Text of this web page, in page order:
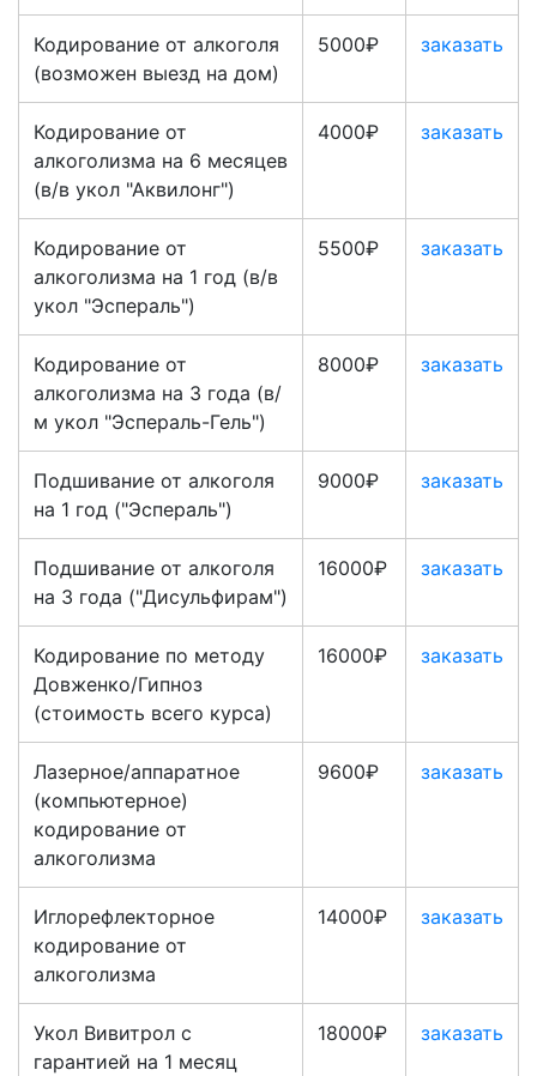
Кодирование от алкоголя
(возможен выезд на дом)
5000₽ заказать
Кодирование от
алкоголизма на 6 месяцев
(в/в укол "Аквилонг")
4000₽ заказать
Кодирование от
алкоголизма на 1 год (в/в
укол "Эспераль")
5500₽ заказать
Кодирование от
алкоголизма на 3 года (в/
м укол "Эспераль-Гель")
8000₽ заказать
Подшивание от алкоголя
на 1 год ("Эспераль")
9000₽ заказать
Подшивание от алкоголя
на 3 года ("Дисульфирам")
16000₽ заказать
Кодирование по методу
Довженко/Гипноз
(стоимость всего курса)
16000₽ заказать
Лазерное/аппаратное
(компьютерное)
кодирование от
алкоголизма
9600₽ заказать
Иглорефлекторное
кодирование от
алкоголизма
14000₽ заказать
Укол Вивитрол с
гарантией на 1 месяц
18000₽ заказать